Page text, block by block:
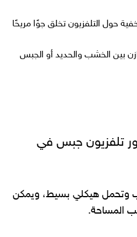
حول التلفزيون تخلق جوًا مريحًا
بين الخشب والحديد أو الجبس
تلفزيون جبس في
وتحمل هيكلي بسيط، ويمكن
المساحة.